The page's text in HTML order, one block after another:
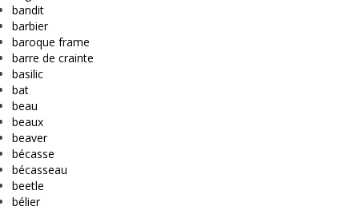
bandit
barbier
baroque frame
barre de crainte
basilic
bat
beau
beaux
beaver
bécasse
bécasseau
beetle
bélier